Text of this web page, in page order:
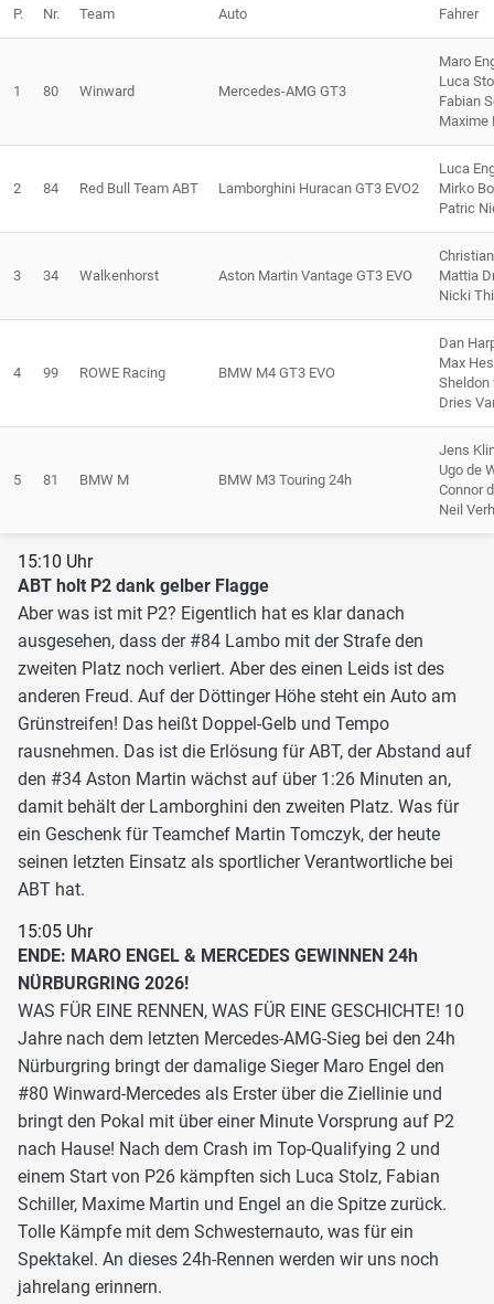
P. Nr. Team Auto Fahrer
1 80 Winward Mercedes-AMG GT3
Maro
Luca
Fabian
Maxime
2 84 Red Bull Team ABT Lamborghini Huracan GT3 EVO2
Luca
Mirko
Patric
3 34 Walkenhorst Aston Martin Vantage GT3 EVO
Mattia
Nicki
4 99 ROWE Racing BMW M4 GT3 EVO
Dan
Max
Sheldon
Dries
5 81 BMW M BMW M3 Touring 24h
Jens
Ugo de
Connor
Neil
15:10 Uhr
ABT holt P2 dank gelber Flagge
Aber was ist mit P2? Eigentlich hat es klar danach
ausgesehen, dass der #84 Lambo mit der Strafe den
zweiten Platz noch verliert. Aber des einen Leids ist des
anderen Freud. Auf der Döttinger Höhe steht ein Auto am
Grünstreifen! Das heißt Doppel-Gelb und Tempo
rausnehmen. Das ist die Erlösung für ABT, der Abstand auf
den #34 Aston Martin wächst auf über 1:26 Minuten an,
damit behält der Lamborghini den zweiten Platz. Was für
ein Geschenk für Teamchef Martin Tomczyk, der heute
seinen letzten Einsatz als sportlicher Verantwortliche bei
ABT hat.
15:05 Uhr
ENDE: MARO ENGEL & MERCEDES GEWINNEN 24h
NÜRBURGRING 2026!
WAS FÜR EINE RENNEN, WAS FÜR EINE GESCHICHTE! 10
Jahre nach dem letzten Mercedes-AMG-Sieg bei den 24h
Nürburgring bringt der damalige Sieger Maro Engel den
#80 Winward-Mercedes als Erster über die Ziellinie und
bringt den Pokal mit über einer Minute Vorsprung auf P2
nach Hause! Nach dem Crash im Top-Qualifying 2 und
einem Start von P26 kämpften sich Luca Stolz, Fabian
Schiller, Maxime Martin und Engel an die Spitze zurück.
Tolle Kämpfe mit dem Schwesternauto, was für ein
Spektakel. An dieses 24h-Rennen werden wir uns noch
jahrelang erinnern.